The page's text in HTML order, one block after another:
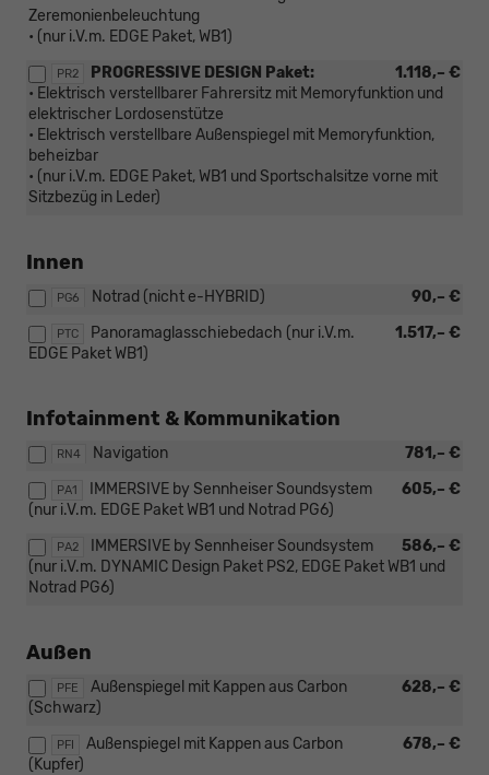
Zeremonienbeleuchtung
• (nur i.V.m. EDGE Paket, WB1)
PR2 1.118,– €
PROGRESSIVE DESIGN Paket:
• Elektrisch verstellbarer Fahrersitz mit Memoryfunktion und
elektrischer Lordosenstütze
• Elektrisch verstellbare Außenspiegel mit Memoryfunktion,
beheizbar
• (nur i.V.m. EDGE Paket, WB1 und Sportschalsitze vorne mit
Sitzbezüg in Leder)
Innen
PG6 90,– €
Notrad (nicht e-HYBRID)
PTC 1.517,– €
Panoramaglasschiebedach (nur i.V.m.
EDGE Paket WB1)
Infotainment & Kommunikation
RN4 781,– €
Navigation
PA1 605,– €
IMMERSIVE by Sennheiser Soundsystem
(nur i.V.m. EDGE Paket WB1 und Notrad PG6)
PA2 586,– €
IMMERSIVE by Sennheiser Soundsystem
(nur i.V.m. DYNAMIC Design Paket PS2, EDGE Paket WB1 und
Notrad PG6)
Außen
PFE 628,– €
Außenspiegel mit Kappen aus Carbon
(Schwarz)
PFI 678,– €
Außenspiegel mit Kappen aus Carbon
(Kupfer)